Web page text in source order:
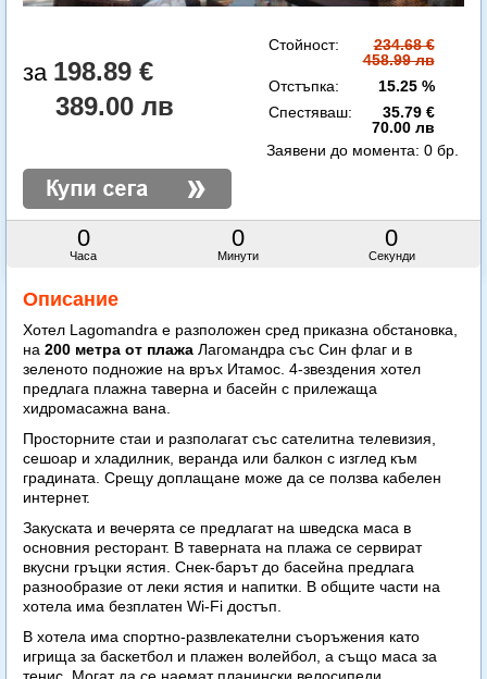
198.89 €
389.00 лв
Стойност:
234.68 €
458.99 лв
Отстъпка:
15.25 %
Спестяваш:
35.79 €
70.00 лв
0
Часа
0
Минути
0
Секунди
Заявени до момента: 0 бр.
Описание
Хотел Lagomandra е разположен сред приказна обстановка,
на 200 метра от плажа Лагомандра със Син флаг и в
зеленото подножие на връх Итамос. 4-звездения хотел
предлага плажна таверна и басейн с прилежаща
хидромасажна вана.
Просторните стаи и разполагат със сателитна телевизия,
сешоар и хладилник, веранда или балкон с изглед към
градината. Срещу доплащане може да се ползва кабелен
интернет.
Закуската и вечерята се предлагат на шведска маса в
основния ресторант. В таверната на плажа се сервират
вкусни гръцки ястия. Снек-барът до басейна предлага
разнообразие от леки ястия и напитки. В общите части на
хотела има безплатен Wi-Fi достъп.
В хотела има спортно-развлекателни съоръжения като
игрища за баскетбол и плажен волейбол, а също маса за